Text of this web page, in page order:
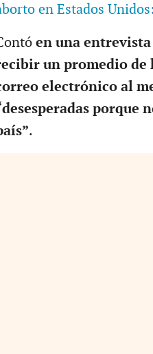
en Estados
en una
un promedio de
electrónico al
porque
.